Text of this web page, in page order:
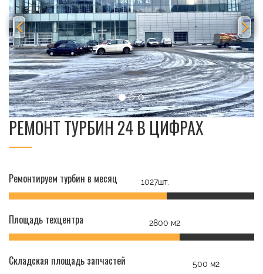
РЕМОНТ ТУРБИН 24 В ЦИФРАХ
Ремонтируем турбин в месяц 1027шт.
Площадь техцентра 2800 м2
Складская площадь запчастей 500 м2